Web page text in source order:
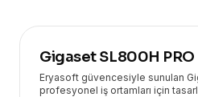
Gigaset SL800H PRO
Eryasoft güvencesiyle sunulan
profesyonel iş ortamları için